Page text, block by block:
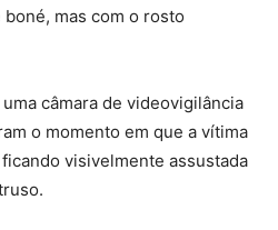
mas com o rosto
câmara de videovigilância
o momento em que a vítima
visivelmente assustada